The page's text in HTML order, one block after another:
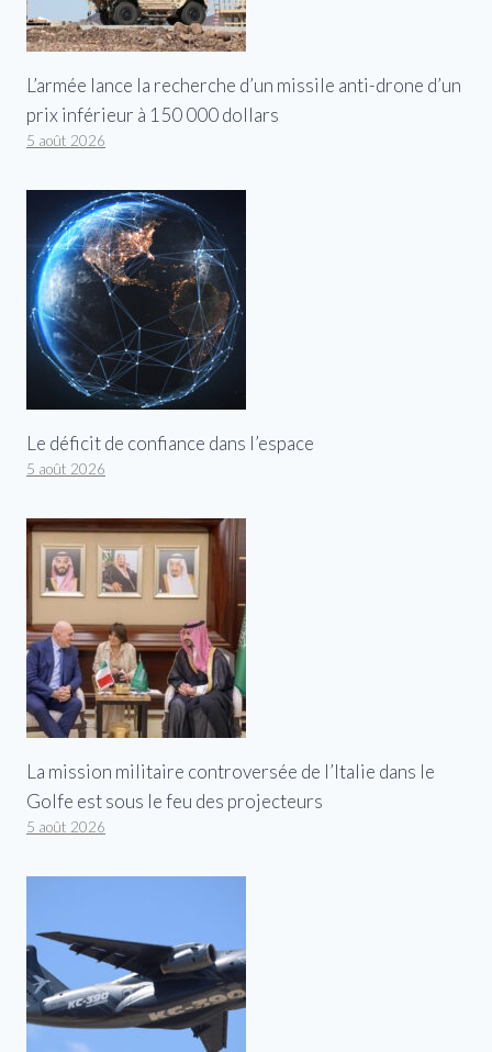
L’armée lance la recherche d’un missile anti-drone d’un
prix inférieur à 150 000 dollars
5 août 2026
Le déficit de confiance dans l’espace
5 août 2026
La mission militaire controversée de l’Italie dans le
Golfe est sous le feu des projecteurs
5 août 2026